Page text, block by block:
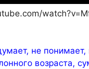
не понимает,
возраста,